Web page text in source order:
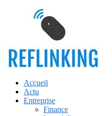
Accueil
Actu
Entreprise
Finance